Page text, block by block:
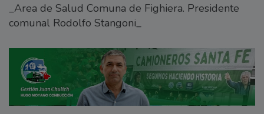
_Area de Salud Comuna de Fighiera. Presidente
comunal Rodolfo Stangoni_